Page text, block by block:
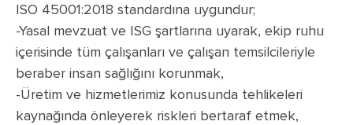
ISO 45001:2018 standardına uygundur;
-Yasal mevzuat ve ISG şartlarına uyarak, ekip ruhu
içerisinde tüm çalışanları ve çalışan temsilcileriyle
beraber insan sağlığını korunmak,
-Üretim ve hizmetlerimiz konusunda tehlikeleri
kaynağında önleyerek riskleri bertaraf etmek,